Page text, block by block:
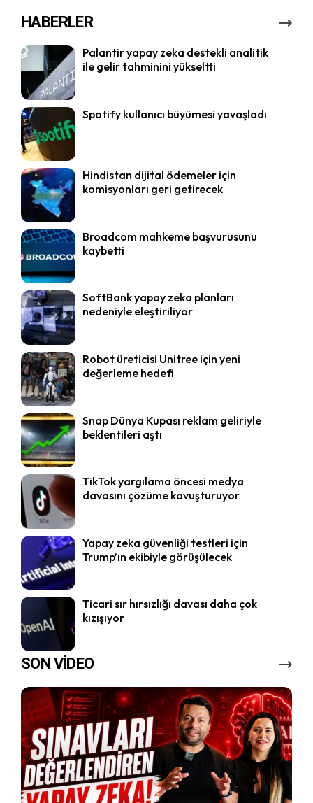
HABERLER
Palantir yapay zeka destekli analitik
ile gelir tahminini yükseltti
Spotify kullanıcı büyümesi yavaşladı
Hindistan dijital ödemeler için
komisyonları geri getirecek
Broadcom mahkeme başvurusunu
kaybetti
SoftBank yapay zeka planları
nedeniyle eleştiriliyor
Robot üreticisi Unitree için yeni
değerleme hedefi
Snap Dünya Kupası reklam geliriyle
beklentileri aştı
TikTok yargılama öncesi medya
davasını çözüme kavuşturuyor
Yapay zeka güvenliği testleri için
Trump’ın ekibiyle görüşülecek
Ticari sır hırsızlığı davası daha çok
kızışıyor
SON VİDEO